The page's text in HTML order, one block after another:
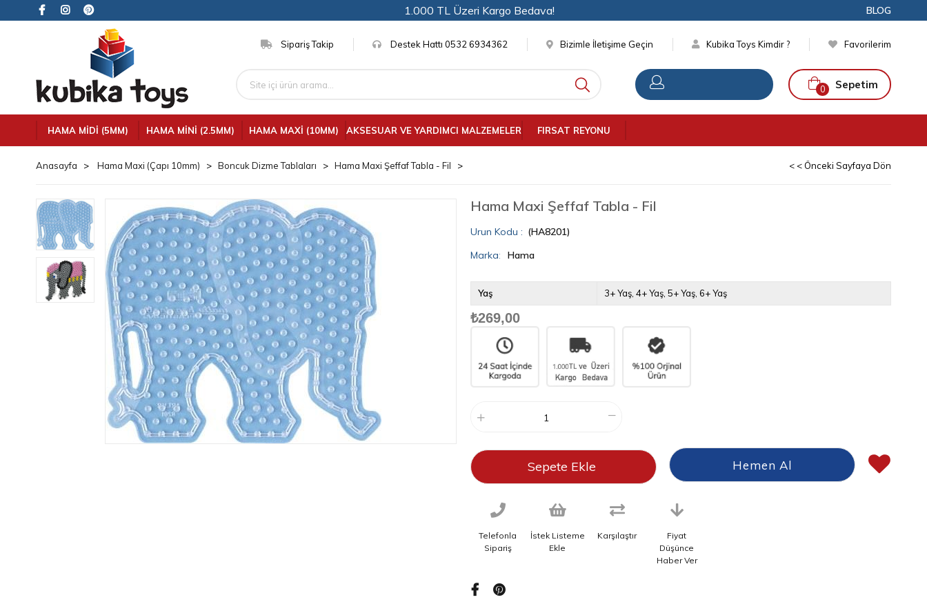
1.000 TL Üzeri Kargo Bedava! BLOG
Sipariş Takip Destek Hattı 0532 6934362 Bizimle İletişime Geçin Kubika Toys Kimdir ? Favorilerim
Sepetim
0
HAMA MIDI (5MM) HAMA MINI (2.5MM) HAMA MAXI (10MM) AKSESUAR VE YARDIMCI MALZEMELER FIRSAT REYONU
Anasayfa Hama Maxi (Çapı 10mm) Boncuk Dizme Tablaları Hama Maxi Şeffaf Tabla - Fil < < Önceki Sayfaya Dön
Hama Maxi Şeffaf Tabla - Fil
(HA8201)
Marka: Hama
Yaş 3+ Yaş 4+ Yaş 5+ Yaş 6+ Yaş
₺269,00
Telefonla
Sipariş
İstek Listeme
Ekle
Karşılaştır
Fiyat
Düşünce
Haber Ver